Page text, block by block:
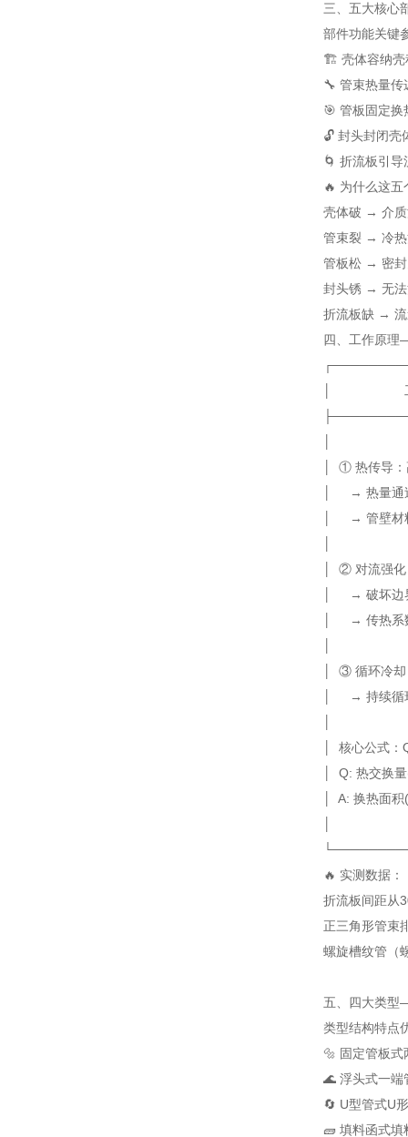
三、五大核心
部件功能关键
🏗️ 壳体容纳
🔧 管束热量传
🎯 管板 固定换
🔓 封头封闭壳
🌀 折流板引导
🔥 为什么这
壳体破 → 介
管束裂 → 冷
管板松 → 密
封头锈 → 无
折流板缺 →
四、工作原
│ 工
│ ① 热传
│ → 热量
│ → 管壁材
│ ② 对流
│ → 破坏
│ → 传热
│ ③ 循环冷
│ → 持续
│ 核心
│ Q: 热交
│ A: 换热
🔥 实测数据：
折流板间距从
正三角形管束
螺旋槽纹管（
五、四大类
类型结构特点
🔩 固定管板式
🌊 浮头式一端
🔄 U型管式U
🧱 填料函式填